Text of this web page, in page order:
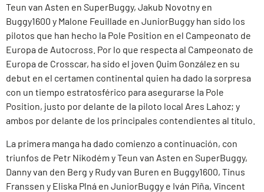
Teun van Asten en SuperBuggy, Jakub Novotny en
Buggy1600 y Malone Feuillade en JuniorBuggy han sido los
pilotos que han hecho la Pole Position en el Campeonato de
Europa de Autocross. Por lo que respecta al Campeonato de
Europa de Crosscar, ha sido el joven Quim González en su
debut en el certamen continental quien ha dado la sorpresa
con un tiempo estratosférico para asegurarse la Pole
Position, justo por delante de la piloto local Ares Lahoz; y
ambos por delante de los principales contendientes al título.
La primera manga ha dado comienzo a continuación, con
triunfos de Petr Nikodém y Teun van Asten en SuperBuggy,
Danny van den Berg y Rudy van Buren en Buggy1600, Tinus
Franssen y Eliska Plná en JuniorBuggy e Iván Piña, Vincent